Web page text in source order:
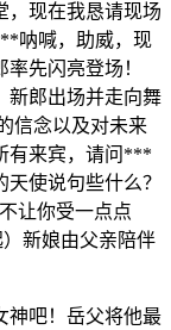
，现在我恳请现场
呐喊，助威，现
先闪亮登场！
新郎出场并走向舞
信念以及对未来
有来宾，请问***
使说句些什么？
让你受一点点
新娘由父亲陪伴
神吧！岳父将他最